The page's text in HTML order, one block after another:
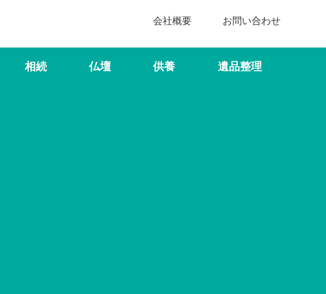
会社概要 お問い合わせ
相続 仏壇 供養 遺品整理